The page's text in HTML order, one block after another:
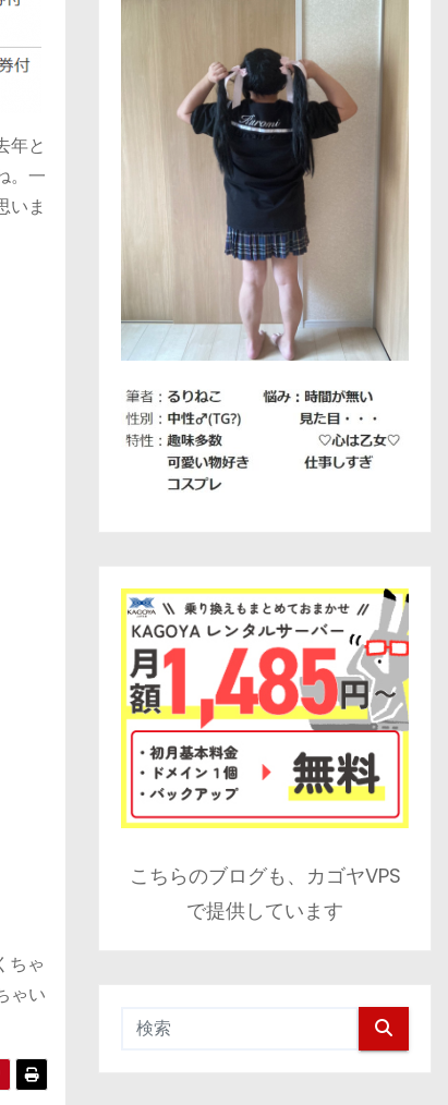
年と
。一
いま
ちゃ
ゃい
こちらのブログも、カゴヤVPS
で提供しています